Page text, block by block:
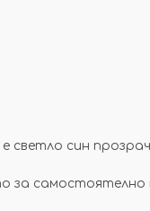
е светло син
за самостоятелно